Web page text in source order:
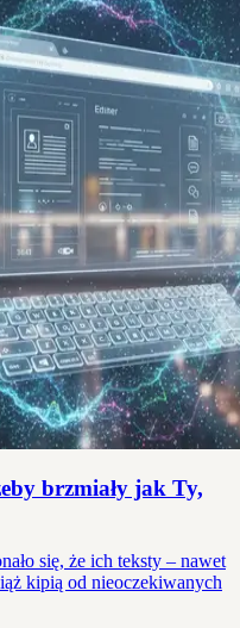
brzmiały jak Ty,
się, że ich teksty – nawet
kipią od nieoczekiwanych